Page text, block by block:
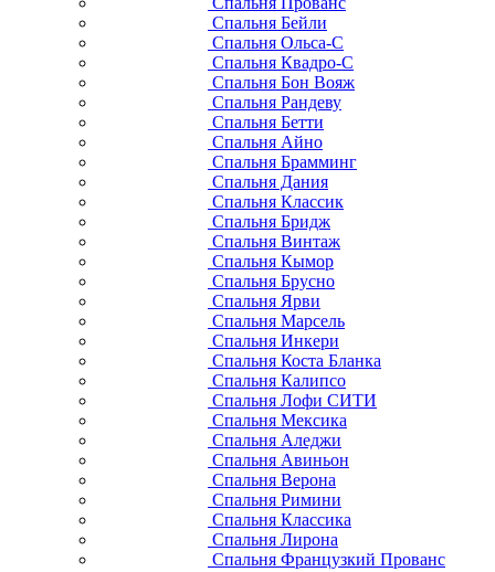
Спальня Бейли
Спальня Ольса-С
Спальня Квадро-С
Спальня Бон Вояж
Спальня Рандеву
Спальня Бетти
Спальня Айно
Спальня Брамминг
Спальня Дания
Спальня Классик
Спальня Бридж
Спальня Винтаж
Спальня Кымор
Спальня Брусно
Спальня Ярви
Спальня Марсель
Спальня Инкери
Спальня Коста Бланка
Спальня Калипсо
Спальня Лофи СИТИ
Спальня Мексика
Спальня Аледжи
Спальня Авиньон
Спальня Верона
Спальня Римини
Спальня Классика
Спальня Лирона
Спальня Французкий Прованс